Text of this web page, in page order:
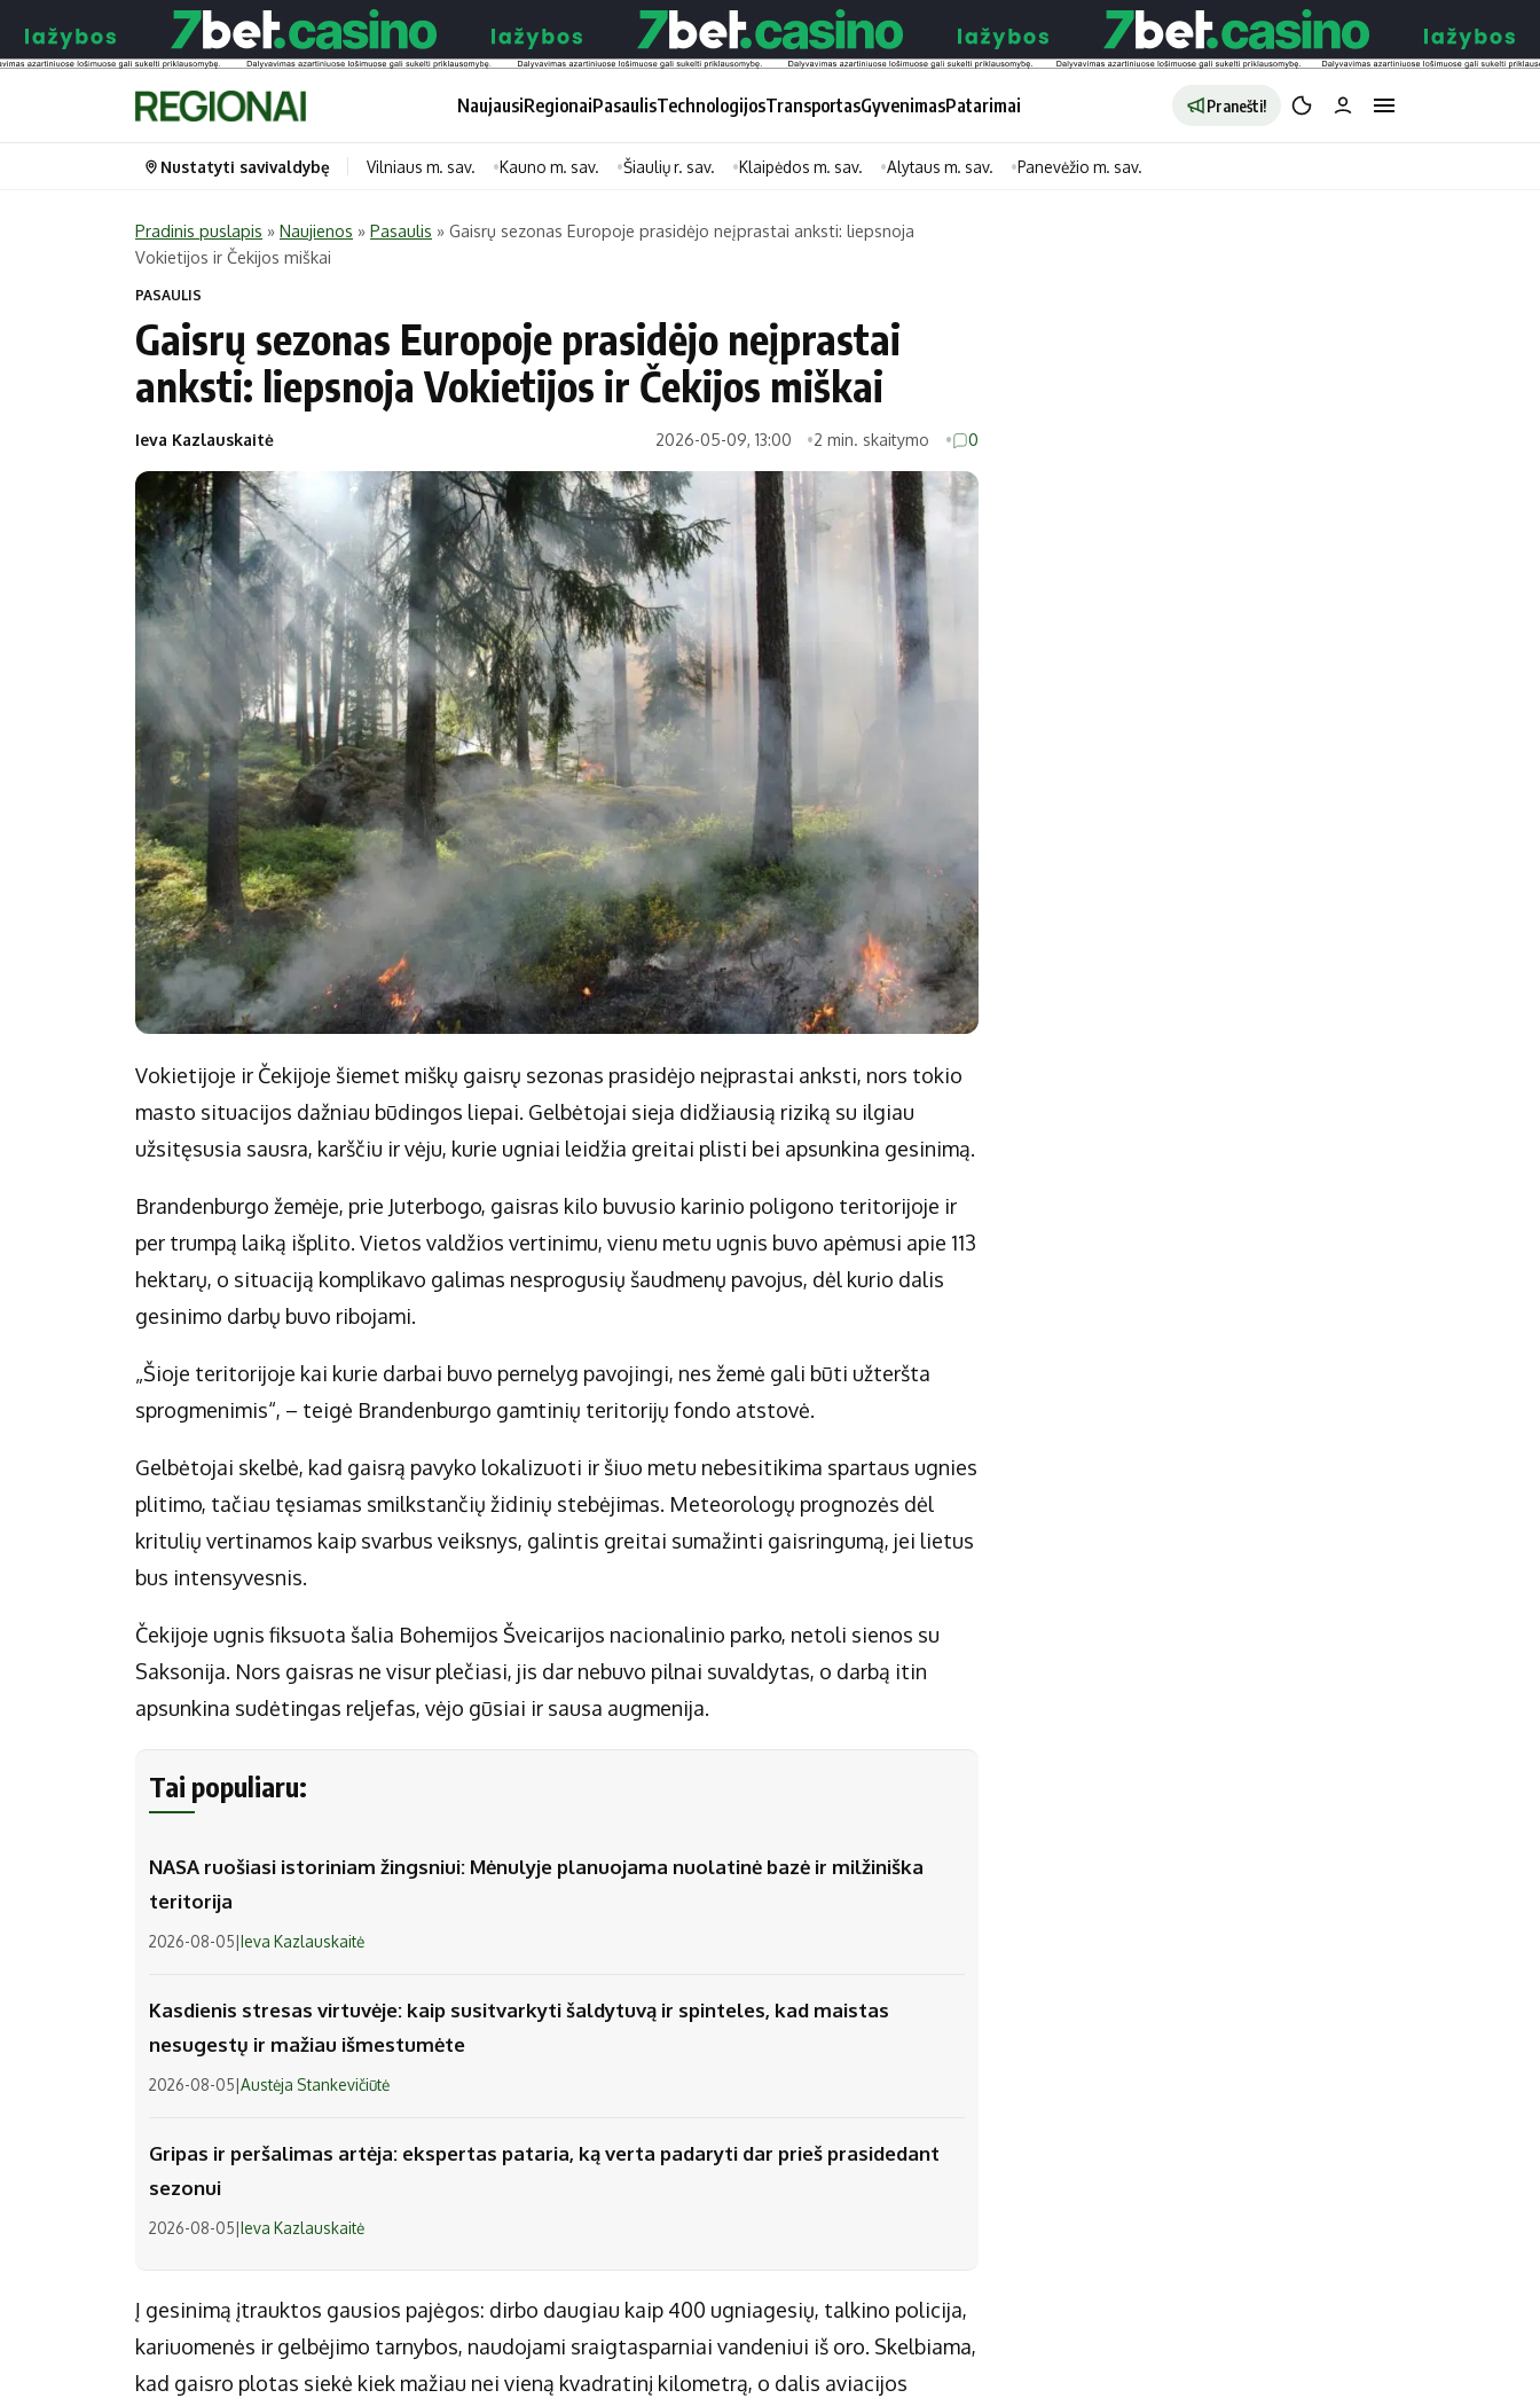
NaujausiRegionaiPasaulisTechnologijosTransportasGyvenimasPatarimai Pranešti!
Portalas
Savivaldybės
Naujausi
Pasaulis
Politika
Patarimai
Dirbtinis intelektas
Gyvenimas
Horoskopai
Sveikata
Technologijos
Indėlių palūkanos
Dienos naujienos
Ekonomikos naujienos
Kauno miesto
Klaipėdos miesto
Alytaus miesto
Marijampolės
Palangos miesto
Prienų rajono
Nustatyti savivaldybę Vilniaus m. sav. Kauno m. sav. Šiaulių r. sav. Klaipėdos m. sav. Alytaus m. sav. Panevėžio m. sav.
Pradinis puslapis » Naujienos » Pasaulis » Gaisrų sezonas Europoje prasidėjo neįprastai anksti: liepsnoja
Vokietijos ir Čekijos miškai
PASAULIS
Gaisrų sezonas Europoje prasidėjo neįprastai
anksti: liepsnoja Vokietijos ir Čekijos miškai
Ieva Kazlauskaitė 2026-05-09, 13:00 2 min. skaitymo 0
Vokietijoje ir Čekijoje šiemet miškų gaisrų sezonas prasidėjo neįprastai anksti, nors tokio
masto situacijos dažniau būdingos liepai. Gelbėtojai sieja didžiausią riziką su ilgiau
užsitęsusia sausra, karščiu ir vėju, kurie ugniai leidžia greitai plisti bei apsunkina gesinimą.
Brandenburgo žemėje, prie Juterbogo, gaisras kilo buvusio karinio poligono teritorijoje ir
per trumpą laiką išplito. Vietos valdžios vertinimu, vienu metu ugnis buvo apėmusi apie 113
hektarų, o situaciją komplikavo galimas nesprogusių šaudmenų pavojus, dėl kurio dalis
gesinimo darbų buvo ribojami.
„Šioje teritorijoje kai kurie darbai buvo pernelyg pavojingi, nes žemė gali būti užteršta
sprogmenimis“, – teigė Brandenburgo gamtinių teritorijų fondo atstovė.
Gelbėtojai skelbė, kad gaisrą pavyko lokalizuoti ir šiuo metu nebesitikima spartaus ugnies
plitimo, tačiau tęsiamas smilkstančių židinių stebėjimas. Meteorologų prognozės dėl
kritulių vertinamos kaip svarbus veiksnys, galintis greitai sumažinti gaisringumą, jei lietus
bus intensyvesnis.
Čekijoje ugnis fiksuota šalia Bohemijos Šveicarijos nacionalinio parko, netoli sienos su
Saksonija. Nors gaisras ne visur plečiasi, jis dar nebuvo pilnai suvaldytas, o darbą itin
apsunkina sudėtingas reljefas, vėjo gūsiai ir sausa augmenija.
Tai populiaru:
NASA ruošiasi istoriniam žingsniui: Mėnulyje planuojama nuolatinė bazė ir milžiniška
teritorija
2026-08-05|Ieva Kazlauskaitė
Kasdienis stresas virtuvėje: kaip susitvarkyti šaldytuvą ir spinteles, kad maistas
nesugestų ir mažiau išmestumėte
2026-08-05|Austėja Stankevičiūtė
Gripas ir peršalimas artėja: ekspertas pataria, ką verta padaryti dar prieš prasidedant
sezonui
2026-08-05|Ieva Kazlauskaitė
Į gesinimą įtrauktos gausios pajėgos: dirbo daugiau kaip 400 ugniagesių, talkino policija,
kariuomenės ir gelbėjimo tarnybos, naudojami sraigtasparniai vandeniui iš oro. Skelbiama,
kad gaisro plotas siekė kiek mažiau nei vieną kvadratinį kilometrą, o dalis aviacijos